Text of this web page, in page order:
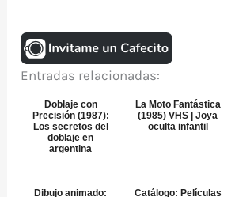
Entradas relacionadas:
Doblaje con
Precisión (1987):
Los secretos del
doblaje en
argentina
La Moto Fantástica
(1985) VHS | Joya
oculta infantil
Dibujo animado:
Catálogo: Películas